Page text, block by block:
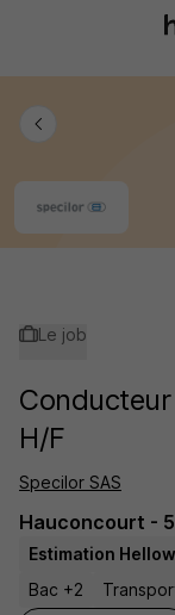
Le job
H/F
Specilor SAS
Hauconcourt -
Estimation
Bac +2